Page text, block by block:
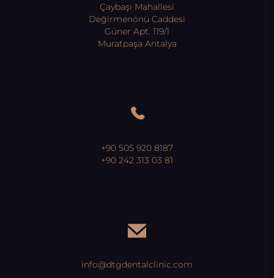
Çaybaşı Mahallesi
Değirmenönü Caddesi
Güner Apt. 119/1
Muratpaşa Antalya
+90 505 920 8187
+90 242 313 03 81
info@dtgdentalclinic.com